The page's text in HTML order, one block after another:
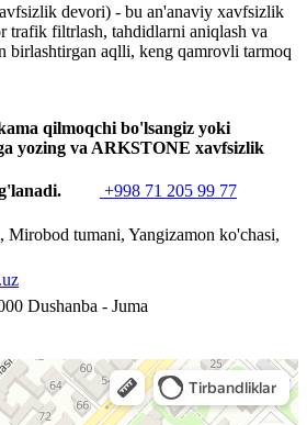
devori) - bu an'anaviy xavfsizlik
trafik filtrlash, tahdidlarni aniqlash va
birlashtirgan aqlli, keng qamrovli tarmoq
qilmoqchi bo'lsangiz yoki
yozing va ARKSTONE xavfsizlik
+998 71 205 99 77
Mirobod tumani, Yangizamon ko'chasi,
Dushanba - Juma
Карты